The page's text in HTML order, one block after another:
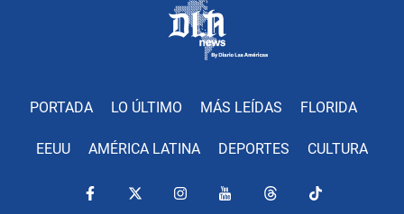
PORTADA LO ÚLTIMO MÁS LEÍDAS FLORIDA
EEUU AMÉRICA LATINA DEPORTES CULTURA